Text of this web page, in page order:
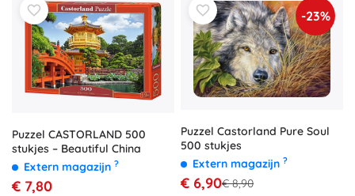
Puzzel CASTORLAND 500
stukjes – Beautiful China
Extern magazijn ?
€ 7,80
-23%
Puzzel Castorland Pure Soul
500 stukjes
Extern magazijn ?
€ 6,90€ 8,90